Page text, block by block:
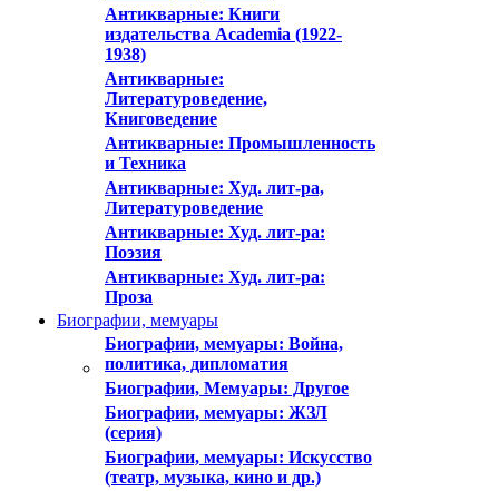
Антикварные: Книги
издательства Academia (1922-
1938)
Антикварные:
Литературоведение,
Книговедение
Антикварные: Промышленность
и Техника
Антикварные: Худ. лит-ра,
Литературоведение
Антикварные: Худ. лит-ра:
Поэзия
Антикварные: Худ. лит-ра:
Проза
Биографии, мемуары
Биографии, мемуары: Война,
политика, дипломатия
Биографии, Мемуары: Другое
Биографии, мемуары: ЖЗЛ
(серия)
Биографии, мемуары: Искусство
(театр, музыка, кино и др.)